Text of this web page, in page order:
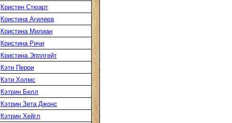
Кристен Стюарт
Кристина Агилера
Кристина Милиан
Кристина Ричи
Кристина Эпплгейт
Кэти Перри
Кэти Холмс
Кэтрин Белл
Кэтрин Зета Джонс
Кэтрин Хейгл